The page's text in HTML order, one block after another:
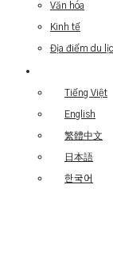
Văn hóa
Kinh tế
Địa điểm du
Tiếng Việt
English
繁體中文
日本語
한국어